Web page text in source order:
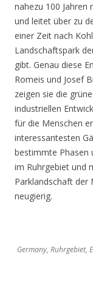
nahezu 100 Jahren
und leitet über zu
einer Zeit nach
Landschaftspark
gibt. Genau diese
Romeis und Josef
zeigen sie die
industriellen
für die Menschen
interessantesten
bestimmte Phasen
im Ruhrgebiet und
Parklandschaft der
neugierig.
Germany, Ruhrgebiet,